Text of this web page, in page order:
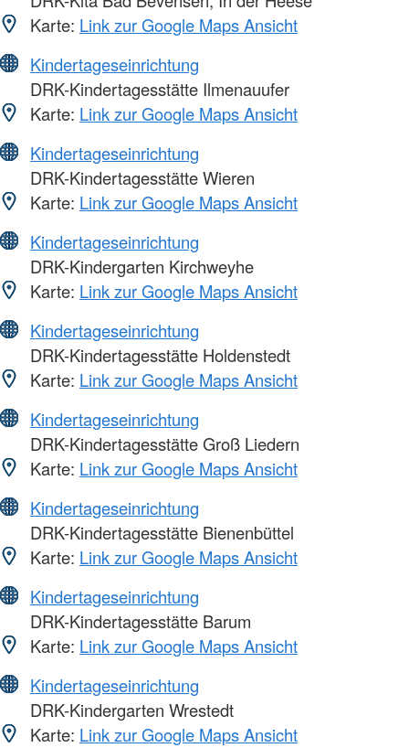
Karte: Link zur Google Maps Ansicht
Kindertageseinrichtung
DRK-Kindertagesstätte Ilmenauufer
Karte: Link zur Google Maps Ansicht
Kindertageseinrichtung
DRK-Kindertagesstätte Wieren
Karte: Link zur Google Maps Ansicht
Kindertageseinrichtung
DRK-Kindergarten Kirchweyhe
Karte: Link zur Google Maps Ansicht
Kindertageseinrichtung
DRK-Kindertagesstätte Holdenstedt
Karte: Link zur Google Maps Ansicht
Kindertageseinrichtung
DRK-Kindertagesstätte Groß Liedern
Karte: Link zur Google Maps Ansicht
Kindertageseinrichtung
DRK-Kindertagesstätte Bienenbüttel
Karte: Link zur Google Maps Ansicht
Kindertageseinrichtung
DRK-Kindertagesstätte Barum
Karte: Link zur Google Maps Ansicht
Kindertageseinrichtung
DRK-Kindergarten Wrestedt
Karte: Link zur Google Maps Ansicht